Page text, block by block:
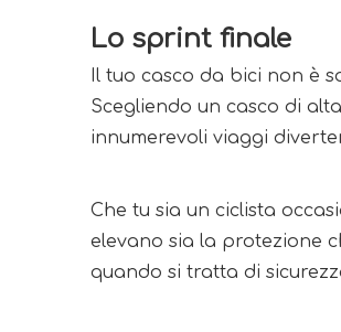
Lo sprint finale
Il tuo casco da bici non è
Scegliendo un casco di
innumerevoli viaggi
Che tu sia un ciclista
elevano sia la protezione
quando si tratta di